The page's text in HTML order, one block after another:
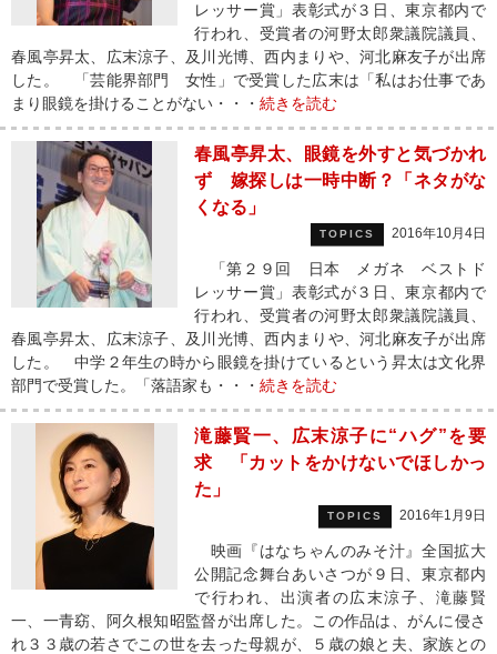
レッサー賞」表彰式が３日、東京都内で
行われ、受賞者の河野太郎衆議院議員、
春風亭昇太、広末涼子、及川光博、西内まりや、河北麻友子が出席
した。 「芸能界部門 女性」で受賞した広末は「私はお仕事であ
まり眼鏡を掛けることがない・・・ 続きを読む
春風亭昇太、眼鏡を外すと気づかれ
ず 嫁探しは一時中断？「ネタがな
くなる」
TOPICS 2016年10月4日
「第２９回 日本 メガネ ベストド
レッサー賞」表彰式が３日、東京都内で
行われ、受賞者の河野太郎衆議院議員、
春風亭昇太、広末涼子、及川光博、西内まりや、河北麻友子が出席
した。 中学２年生の時から眼鏡を掛けているという昇太は文化界
部門で受賞した。「落語家も・・・ 続きを読む
滝藤賢一、広末涼子に“ハグ”を要
求 「カットをかけないでほしかっ
た」
TOPICS 2016年1月9日
映画『はなちゃんのみそ汁』全国拡大
公開記念舞台あいさつが９日、東京都内
で行われ、出演者の広末涼子、滝藤賢
一、一青窈、阿久根知昭監督が出席した。この作品は、がんに侵さ
れ３３歳の若さでこの世を去った母親が、５歳の娘と夫、家族との